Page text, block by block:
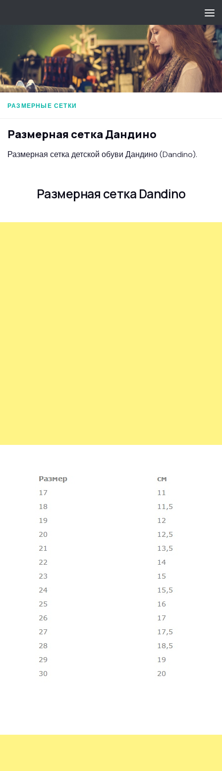
РАЗМЕРНЫЕ СЕТКИ
Размерная сетка Дандино
Размерная сетка детской обуви Дандино (Dandino).
Размерная сетка Dandino